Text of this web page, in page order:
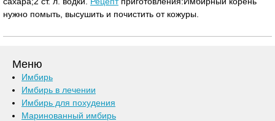
нужно помыть, высушить и почистить от кожуры.
Меню
Имбирь
Имбирь в лечении
Имбирь для похудения
Маринованный имбирь